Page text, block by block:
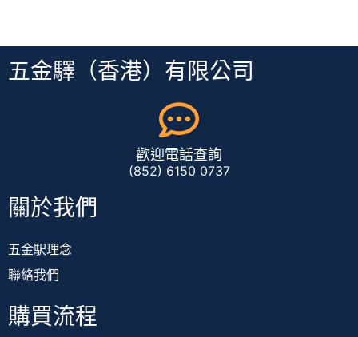
五金驛（香港）有限公司
歡迎電話查詢
(852) 6150 0737
關於我們
五金駅理念
聯絡我們
購買流程